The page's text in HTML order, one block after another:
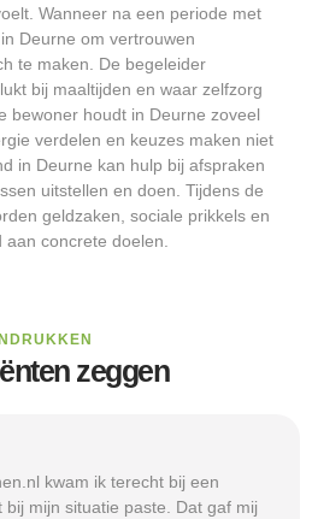
Wanneer na een periode met
Deurne om vertrouwen
te maken. De begeleider
bij maaltijden en waar zelfzorg
bewoner houdt in Deurne zoveel
verdelen en keuzes maken niet
in Deurne kan hulp bij afspraken
uitstellen en doen. Tijdens de
geldzaken, sociale prikkels en
concrete doelen.
INDRUKKEN
zeggen
kwam ik terecht bij een
mijn situatie paste. Dat gaf mij